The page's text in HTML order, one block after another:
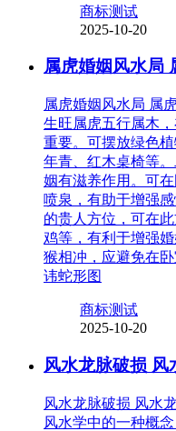
商标测试
2025-10-20
属虎婚姻风水局
属虎婚姻风水局 属
生旺属虎五行属木
重要。可摆放绿色
年青、红木桌椅等
姻有滋养作用。可
喷泉，有助于增强
的贵人方位，可在
鸡等，有利于增强
猴相冲，应避免在
讳蛇形图
商标测试
2025-10-20
风水龙脉破损 风
风水龙脉破损 风水
风水学中的一种概